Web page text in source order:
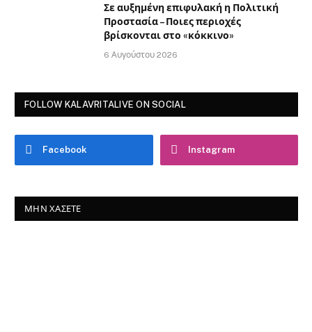
Σε αυξημένη επιφυλακή η Πολιτική
Προστασία – Ποιες περιοχές
βρίσκονται στο «κόκκινο»
6 Αυγούστου 2026
FOLLOW KALAVRITALIVE ON SOCIAL
Facebook Instagram
ΜΗΝ ΧΆΣΕΤΕ